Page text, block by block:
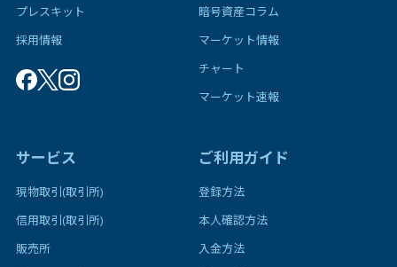
プレスキット
採用情報
暗号資産コラム
マーケット情報
チャート
マーケット速報
サービス
現物取引(取引所)
信用取引(取引所)
販売所
ご利用ガイド
登録方法
本人確認方法
入金方法